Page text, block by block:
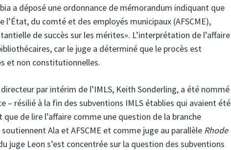
a déposé une ordonnance de mémorandum indiquant que
l’État, du comté et des employés municipaux (AFSCME),
de succès sur les mérites». L’interprétation de l’affaire
car le juge a déterminé que le procès est
et non constitutionnelles.
directeur par intérim de l’IMLS, Keith Sonderling, a été nommé
– résilié à la fin des subventions IMLS établies qui avaient été
de lire l’affaire comme une question de la branche
Ala et AFSCME et comme juge au parallèle Rhode
juge Leon s’est concentrée sur la question des subventions